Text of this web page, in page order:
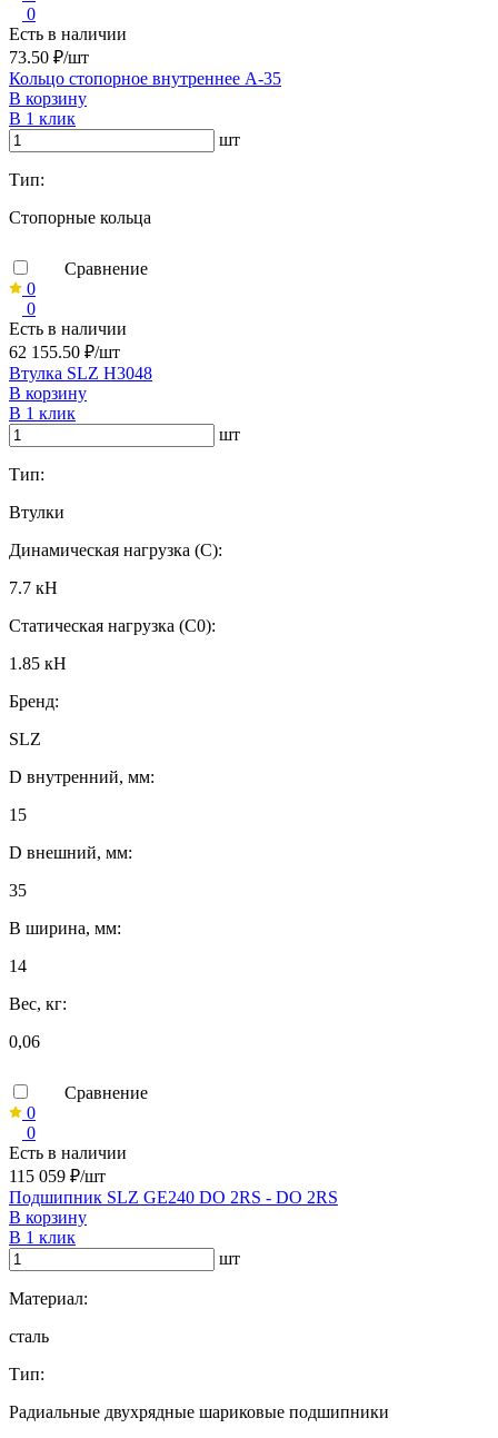
0
Есть в наличии
73.50 ₽/шт
Кольцо стопорное внутреннее А-35
В корзину
В 1 клик
шт
Тип:
Стопорные кольца
Сравнение
0
0
Есть в наличии
62 155.50 ₽/шт
Втулка SLZ H3048
В корзину
В 1 клик
шт
Тип:
Втулки
Динамическая нагрузка (C):
7.7 кН
Статическая нагрузка (C0):
1.85 кН
Бренд:
SLZ
D внутренний, мм:
15
D внешний, мм:
35
B ширина, мм:
14
Вес, кг:
0,06
Сравнение
0
0
Есть в наличии
115 059 ₽/шт
Подшипник SLZ GE240 DO 2RS - DO 2RS
В корзину
В 1 клик
шт
Материал:
сталь
Тип:
Радиальные двухрядные шариковые подшипники